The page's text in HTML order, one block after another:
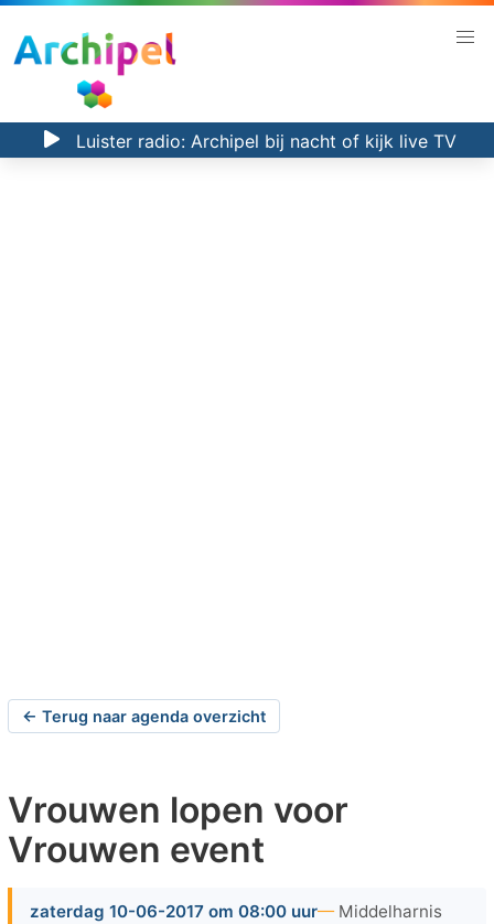
Luister radio: Archipel bij nacht of kijk live TV
← Terug naar agenda overzicht
Vrouwen lopen voor
Vrouwen event
zaterdag 10-06-2017 om 08:00 uur Middelharnis